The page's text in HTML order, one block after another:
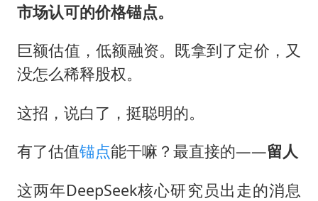
市场认可的价格锚点。
巨额估值，低额融资。既拿到了定价，又
没怎么稀释股权。
这招，说白了，挺聪明的。
有了估值锚点能干嘛？最直接的——留人
这两年DeepSeek核心研究员出走的消息